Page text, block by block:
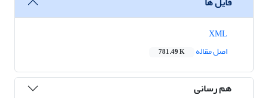
اصل مقاله
781.49 K
هم رسانی